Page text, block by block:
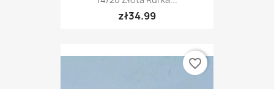
zł34.99
favorite_border